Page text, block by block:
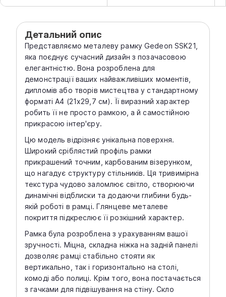
Детальний опис
Представляємо металеву рамку Gedeon SSK21,
яка поєднує сучасний дизайн з позачасовою
елегантністю. Вона розроблена для
демонстрації ваших найважливіших моментів,
дипломів або творів мистецтва у стандартному
форматі A4 (21x29,7 см). Її виразний характер
робить її не просто рамкою, а й самостійною
прикрасою інтер'єру.
Цю модель відрізняє унікальна поверхня.
Широкий сріблястий профіль рамки
прикрашений точним, карбованим візерунком,
що нагадує структуру стільників. Ця тривимірна
текстура чудово заломлює світло, створюючи
динамічні відблиски та додаючи глибини будь-
якій роботі в рамці. Глянцеве металеве
покриття підкреслює її розкішний характер.
Рамка була розроблена з урахуванням вашої
зручності. Міцна, складна ніжка на задній панелі
дозволяє рамці стабільно стояти як
вертикально, так і горизонтально на столі,
комоді або полиці. Крім того, вона постачається
з гачками для підвішування на стіну. Скло